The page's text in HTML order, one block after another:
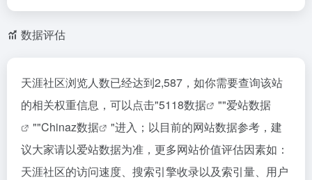
数据评估
天涯社区浏览人数已经达到2,587，如你需要查询该站
的相关权重信息，可以点击"5118数据 ""爱站数据
""Chinaz数据
"进入；以目前的网站数据参考，建
议大家请以爱站数据为准，更多网站价值评估因素如：
天涯社区的访问速度、搜索引擎收录以及索引量、用户